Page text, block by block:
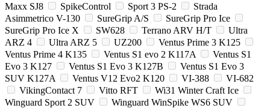
Maxx SJ8
SpikeControl Sport 3 PS-2
Strada
Asimmetrico V-130
SureGrip A/S
SureGrip Pro Ice
SureGrip Pro Ice X
SW628 Terrano ARV H/T
Ultra
ARZ 4
Ultra ARZ 5 UZ200
Ventus Prime 3 K125
Ventus Prime 4 K135
Ventus S1 evo 2 K117A
Ventus S1
Evo 3 K127
Ventus S1 Evo 3 K127B
Ventus S1 Evo 3
SUV K127A
Ventus V12 Evo2 K120 VI-388
VI-682
VikingContact 7
Vitto RFT
Wi31 Winter Craft Ice
Winguard Sport 2 SUV
Winguard WinSpike WS6 SUV